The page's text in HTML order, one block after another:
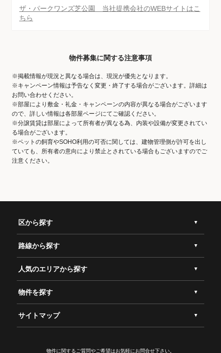
ザ・パークワンズ芝公園 当社提携会社のWEBサイトはこ
ちら
物件募集に関する注意事項
※掲載情報が現況と異なる場合は、現況が優先となります。
※キャンペーン情報は予告なく変更・終了する場合がございます。詳細は
お問い合わせください。
※部屋により敷金・礼金・キャンペーンの内容が異なる場合がございます
ので、詳しい情報は各部屋ページにてご確認ください。
※分譲賃貸は部屋によって所有者が異なる為、内装や設備が変更されてい
る場合がございます。
※ペットの飼育やSOHO利用の可否に関しては、建物管理側が許可を出し
ていても、所有者の意向により禁止とされている場合もございますのでご
注意ください。
区から探す
路線から探す
人気のエリアから探す
物件を探す
サイトマップ
物件に関するご質問やご希望はお気軽にお問合せ下さい。